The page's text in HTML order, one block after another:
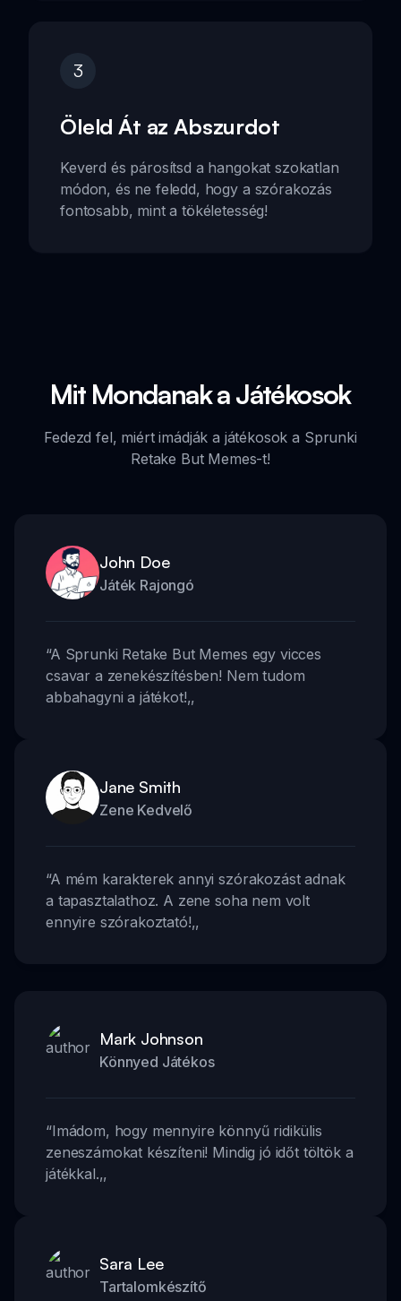
3
Öleld Át az Abszurdot
Keverd és párosítsd a hangokat szokatlan
módon, és ne feledd, hogy a szórakozás
fontosabb, mint a tökéletesség!
Mit Mondanak a Játékosok
Fedezd fel, miért imádják a játékosok a Sprunki
Retake But Memes-t!
John Doe
Játék Rajongó
“A Sprunki Retake But Memes egy vicces
csavar a zenekészítésben! Nem tudom
abbahagyni a játékot!,,
Jane Smith
Zene Kedvelő
“A mém karakterek annyi szórakozást adnak
a tapasztalathoz. A zene soha nem volt
ennyire szórakoztató!,,
Mark Johnson
Könnyed Játékos
“Imádom, hogy mennyire könnyű ridikülis
zeneszámokat készíteni! Mindig jó időt töltök a
játékkal.,,
Sara Lee
Tartalomkészítő